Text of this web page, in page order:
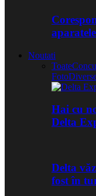
Noutati
Toate
Foto
Hai cu
Delta
Delta
fost în